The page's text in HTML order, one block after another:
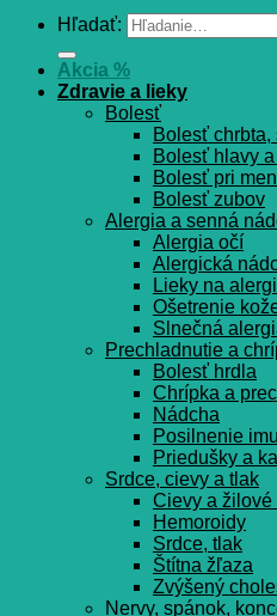
Hľadať:
Akcia %
Zdravie a lieky
Bolesť
Bolesť
Bolesť hlavy
Bolesť pri
Bolesť zubov
Alergia a senná
Alergia očí
Alergická
Lieky na
Ošetrenie
Slnečná
Prechladnutie a
Bolesť hrdla
Chrípka a
Nádcha
Posilnenie
Priedušky a
Srdce, cievy a tlak
Cievy a žilové
Hemoroidy
Srdce, tlak
Štítna žľaza
Zvýšený
Nervy, spánok,